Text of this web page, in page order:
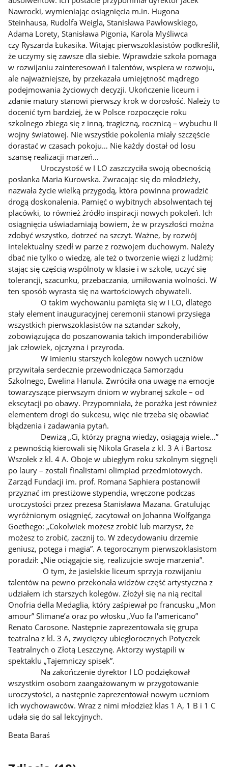
Nawrocki, wymieniając osiągnięcia m.in. Hugona
Steinhausa, Rudolfa Weigla, Stanisława Pawłowskiego,
Adama Lorety, Stanisława Pigonia, Karola Myśliwca
czy Ryszarda Łukasika. Witając pierwszoklasistów podkreślił,
że uczymy się zawsze dla siebie. Wprawdzie szkoła pomaga
w rozwijaniu zainteresowań i talentów, wspiera w rozwoju,
ale najważniejsze, by przekazała umiejętność mądrego
podejmowania życiowych decyzji. Ukończenie liceum i
zdanie matury stanowi pierwszy krok w dorosłość. Należy to
docenić tym bardziej, że w Polsce rozpoczęcie roku
szkolnego zbiega się z inną, tragiczną, rocznicą – wybuchu II
wojny światowej. Nie wszystkie pokolenia miały szczęście
dorastać w czasach pokoju… Nie każdy dostał od losu
szansę realizacji marzeń…
Uroczystość w I LO zaszczyciła swoją obecnością
posłanka Maria Kurowska. Zwracając się do młodzieży,
nazwała życie wielką przygodą, która powinna prowadzić
drogą doskonalenia. Pamięć o wybitnych absolwentach tej
placówki, to również źródło inspiracji nowych pokoleń. Ich
osiągnięcia uświadamiają bowiem, że w przyszłości można
zdobyć wszystko, dotrzeć na szczyt. Ważne, by rozwój
intelektualny szedł w parze z rozwojem duchowym. Należy
dbać nie tylko o wiedzę, ale też o tworzenie więzi z ludźmi;
stając się częścią wspólnoty w klasie i w szkole, uczyć się
tolerancji, szacunku, przebaczania, umiłowania wolności. W
ten sposób wyrasta się na wartościowych obywateli.
O takim wychowaniu pamięta się w I LO, dlatego
stały element inauguracyjnej ceremonii stanowi przysięga
wszystkich pierwszoklasistów na sztandar szkoły,
zobowiązująca do poszanowania takich imponderabiliów
jak człowiek, ojczyzna i przyroda.
W imieniu starszych kolegów nowych uczniów
przywitała serdecznie przewodnicząca Samorządu
Szkolnego, Ewelina Hanula. Zwróciła ona uwagę na emocje
towarzyszące pierwszym dniom w wybranej szkole – od
ekscytacji po obawy. Przypomniała, że porażka jest również
elementem drogi do sukcesu, więc nie trzeba się obawiać
błądzenia i zadawania pytań.
Dewizą „Ci, którzy pragną wiedzy, osiągają wiele…”
z pewnością kierowali się Nikola Grasela z kl. 3 A i Bartosz
Wszołek z kl. 4 A. Oboje w ubiegłym roku szkolnym sięgnęli
po laury – zostali finalistami olimpiad przedmiotowych.
Zarząd Fundacji im. prof. Romana Saphiera postanowił
przyznać im prestiżowe stypendia, wręczone podczas
uroczystości przez prezesa Stanisława Mazana. Gratulując
wyróżnionym osiągnięć, zacytował on Johanna Wolfganga
Goethego: „Cokolwiek możesz zrobić lub marzysz, że
możesz to zrobić, zacznij to. W zdecydowaniu drzemie
geniusz, potęga i magia”. A tegorocznym pierwszoklasistom
poradził: „Nie ociągajcie się, realizujcie swoje marzenia”.
O tym, że jasielskie liceum sprzyja rozwijaniu
talentów na pewno przekonała widzów część artystyczna z
udziałem ich starszych kolegów. Złożył się na nią recital
Onofria della Medaglia, który zaśpiewał po francusku „Mon
amour” Slimane’a oraz po włosku „Vuo fa l'americano”
Renato Carosone. Następnie zaprezentowała się grupa
teatralna z kl. 3 A, zwycięzcy ubiegłorocznych Potyczek
Teatralnych o Złotą Leszczynę. Aktorzy wystąpili w
spektaklu „Tajemniczy spisek”.
Na zakończenie dyrektor I LO podziękował
wszystkim osobom zaangażowanym w przygotowanie
uroczystości, a następnie zaprezentował nowym uczniom
ich wychowawców. Wraz z nimi młodzież klas 1 A, 1 B i 1 C
udała się do sal lekcyjnych.
Beata Baraś